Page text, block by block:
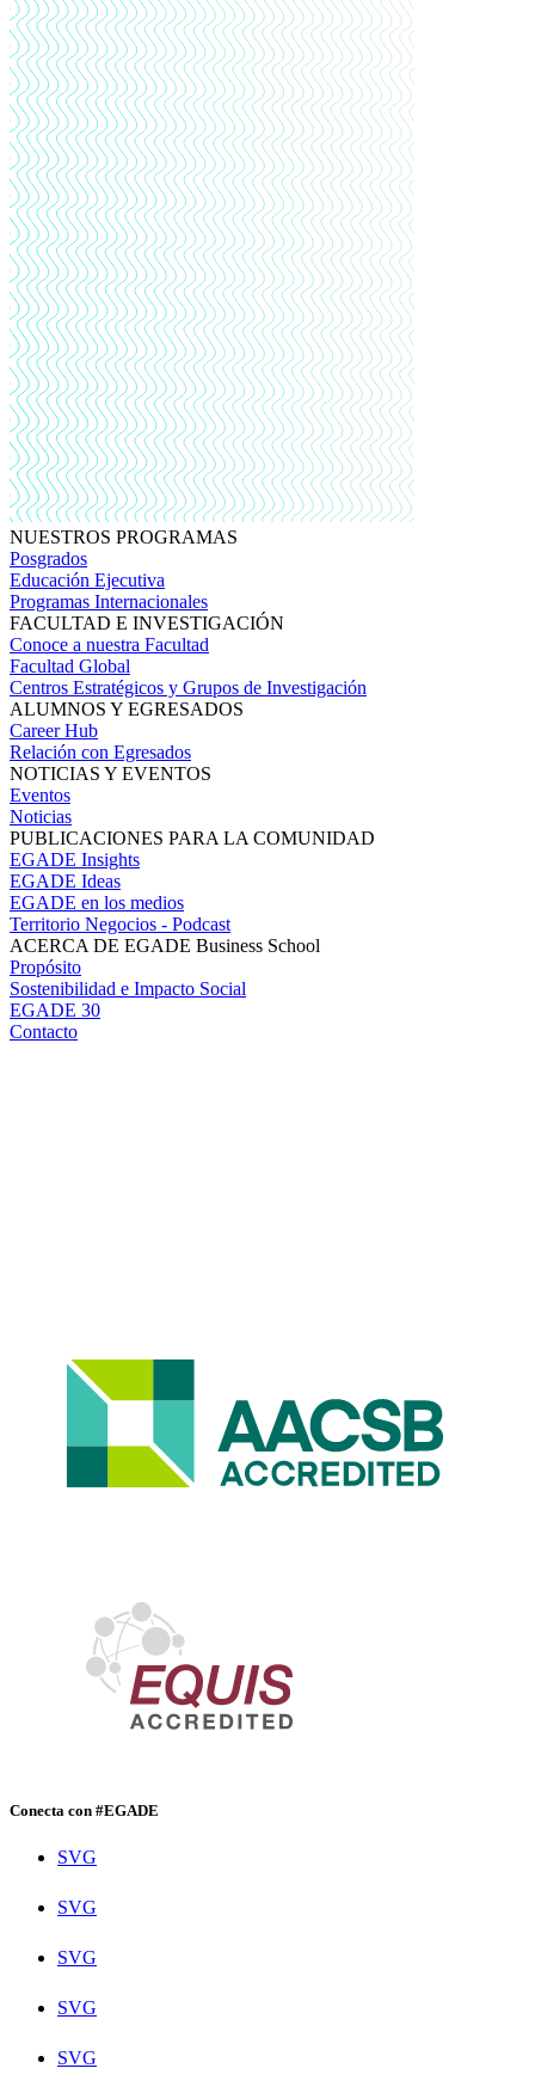
NUESTROS PROGRAMAS
Posgrados
Educación Ejecutiva
Programas Internacionales
FACULTAD E INVESTIGACIÓN
Conoce a nuestra Facultad
Facultad Global
Centros Estratégicos y Grupos de Investigación
ALUMNOS Y EGRESADOS
Career Hub
Relación con Egresados
NOTICIAS Y EVENTOS
Eventos
Noticias
PUBLICACIONES PARA LA COMUNIDAD
EGADE Insights
EGADE Ideas
EGADE en los medios
Territorio Negocios - Podcast
ACERCA DE EGADE Business School
Propósito
Sostenibilidad e Impacto Social
EGADE 30
Contacto
Conecta con #EGADE
SVG
SVG
SVG
SVG
SVG